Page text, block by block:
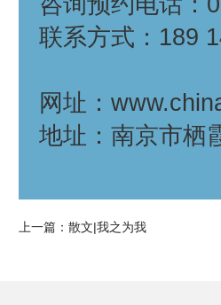
联系方式：189
网址：
地址：南京市栖
上一篇： 散文|我之为我